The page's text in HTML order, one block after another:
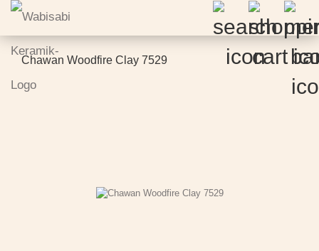
Chawan Woodfire Clay 7529